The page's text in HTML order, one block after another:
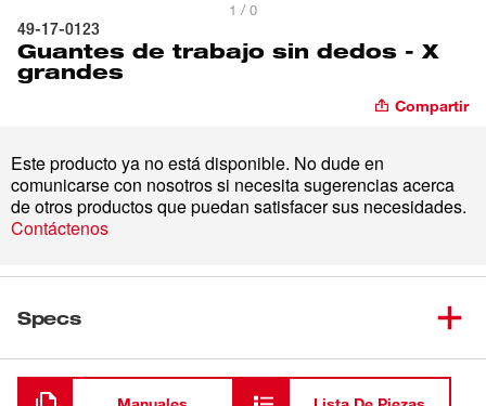
1 / 0
49-17-0123
Guantes de trabajo sin dedos - X
grandes
Compartir
Este producto ya no está disponible. No dude en
comunicarse con nosotros si necesita sugerencias acerca
de otros productos que puedan satisfacer sus necesidades.
Contáctenos
Specs
Cargando